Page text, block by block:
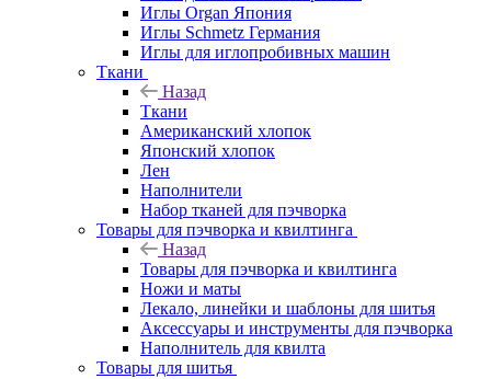
Иглы Organ Япония
Иглы Schmetz Германия
Иглы для иглопробивных машин
Ткани
Назад
Ткани
Американский хлопок
Японский хлопок
Лен
Наполнители
Набор тканей для пэчворка
Товары для пэчворка и квилтинга
Назад
Товары для пэчворка и квилтинга
Ножи и маты
Лекало, линейки и шаблоны для шитья
Аксессуары и инструменты для пэчворка
Наполнитель для квилта
Товары для шитья